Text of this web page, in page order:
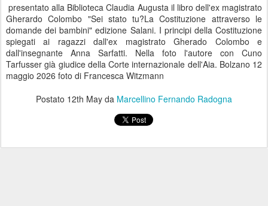
presentato alla Biblioteca Claudia Augusta il libro dell'ex magistrato
Gherardo Colombo "Sei stato tu?La Costituzione attraverso le
domande dei bambini" edizione Salani. I principi della Costituzione
spiegati ai ragazzi dall'ex magistrato Gherado Colombo e
dall'insegnante Anna Sarfatti. Nella foto l'autore con Cuno
Tarfusser già giudice della Corte internazionale dell'Aia. Bolzano 12
maggio 2026 foto di Francesca Witzmann
Postato 12th May da Marcellino Fernando Radogna